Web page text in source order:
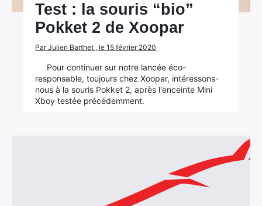
Test : la souris “bio”
Pokket 2 de Xoopar
Par Julien Barthet , le 15 février 2020
Pour continuer sur notre lancée éco-
responsable, toujours chez Xoopar, intéressons-
nous à la souris Pokket 2, après l'enceinte Mini
Xboy testée précédemment.